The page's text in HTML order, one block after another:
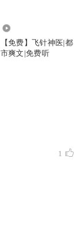
【免费】飞针神医|都
市爽文|免费听
1